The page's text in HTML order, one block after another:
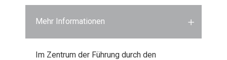
Mehr Informationen
Im Zen­trum der Füh­rung durch den